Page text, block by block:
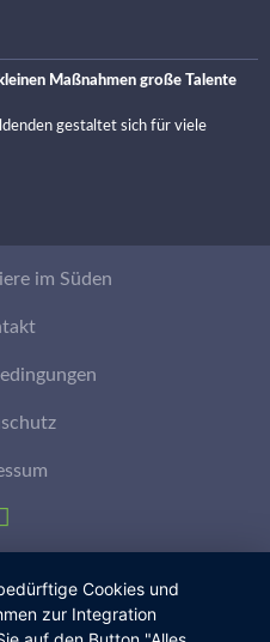
Maßnahmen große Talente
gestaltet sich für viele
im Süden
Cookies und
zur Integration